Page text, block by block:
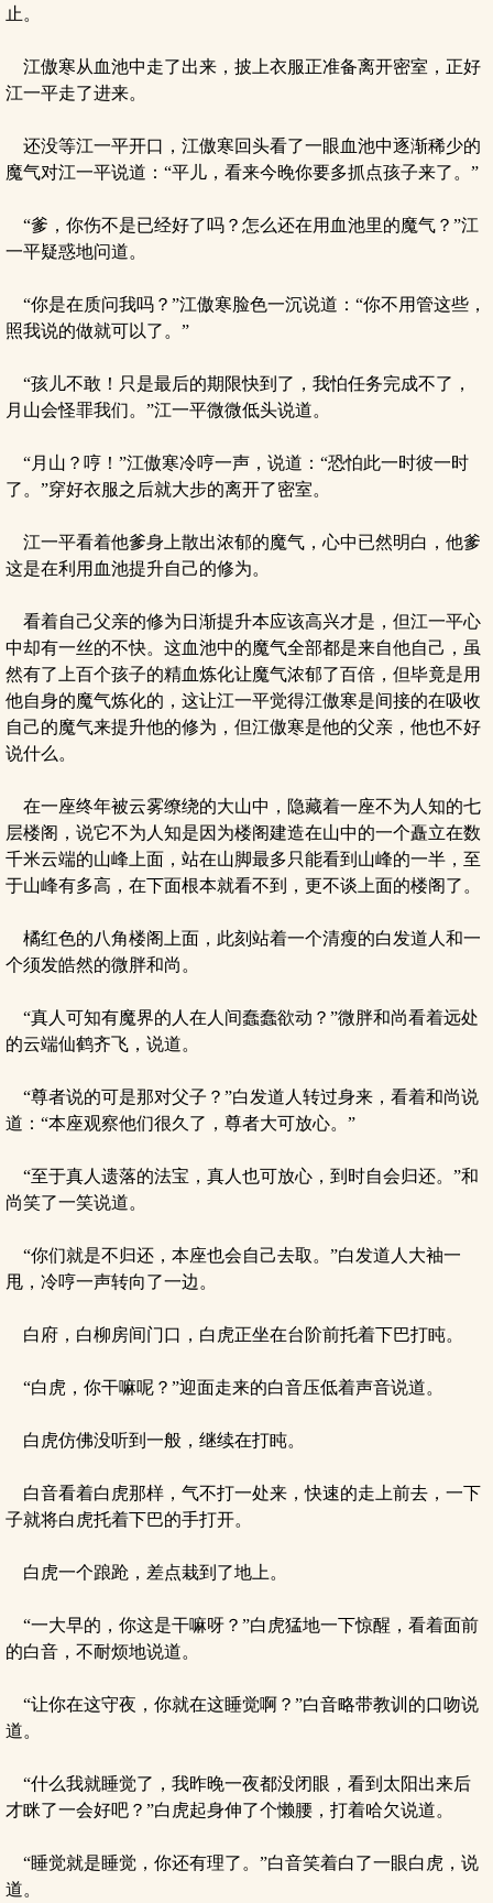
止。
江傲寒从血池中走了出来，披上衣服正准备离开密室，正好
江一平走了进来。
还没等江一平开口，江傲寒回头看了一眼血池中逐渐稀少的
魔气对江一平说道：“平儿，看来今晚你要多抓点孩子来了。”
“爹，你伤不是已经好了吗？怎么还在用血池里的魔气？”江
一平疑惑地问道。
“你是在质问我吗？”江傲寒脸色一沉说道：“你不用管这些，
照我说的做就可以了。”
“孩儿不敢！只是最后的期限快到了，我怕任务完成不了，
月山会怪罪我们。”江一平微微低头说道。
“月山？哼！”江傲寒冷哼一声，说道：“恐怕此一时彼一时
了。”穿好衣服之后就大步的离开了密室。
江一平看着他爹身上散出浓郁的魔气，心中已然明白，他爹
这是在利用血池提升自己的修为。
看着自己父亲的修为日渐提升本应该高兴才是，但江一平心
中却有一丝的不快。这血池中的魔气全部都是来自他自己，虽
然有了上百个孩子的精血炼化让魔气浓郁了百倍，但毕竟是用
他自身的魔气炼化的，这让江一平觉得江傲寒是间接的在吸收
自己的魔气来提升他的修为，但江傲寒是他的父亲，他也不好
说什么。
在一座终年被云雾缭绕的大山中，隐藏着一座不为人知的七
层楼阁，说它不为人知是因为楼阁建造在山中的一个矗立在数
千米云端的山峰上面，站在山脚最多只能看到山峰的一半，至
于山峰有多高，在下面根本就看不到，更不谈上面的楼阁了。
橘红色的八角楼阁上面，此刻站着一个清瘦的白发道人和一
个须发皓然的微胖和尚。
“真人可知有魔界的人在人间蠢蠢欲动？”微胖和尚看着远处
的云端仙鹤齐飞，说道。
“尊者说的可是那对父子？”白发道人转过身来，看着和尚说
道：“本座观察他们很久了，尊者大可放心。”
“至于真人遗落的法宝，真人也可放心，到时自会归还。”和
尚笑了一笑说道。
“你们就是不归还，本座也会自己去取。”白发道人大袖一
甩，冷哼一声转向了一边。
白府，白柳房间门口，白虎正坐在台阶前托着下巴打盹。
“白虎，你干嘛呢？”迎面走来的白音压低着声音说道。
白虎仿佛没听到一般，继续在打盹。
白音看着白虎那样，气不打一处来，快速的走上前去，一下
子就将白虎托着下巴的手打开。
白虎一个踉跄，差点栽到了地上。
“一大早的，你这是干嘛呀？”白虎猛地一下惊醒，看着面前
的白音，不耐烦地说道。
“让你在这守夜，你就在这睡觉啊？”白音略带教训的口吻说
道。
“什么我就睡觉了，我昨晚一夜都没闭眼，看到太阳出来后
才眯了一会好吧？”白虎起身伸了个懒腰，打着哈欠说道。
“睡觉就是睡觉，你还有理了。”白音笑着白了一眼白虎，说
道。